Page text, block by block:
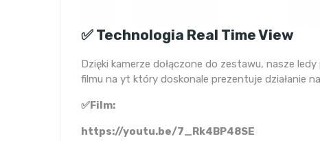
✅ Technologia Real Time View
Dzięki kamerze dołączone do zestawu, nasze
filmu na yt który doskonale prezentuje działanie
✅Film:
https://youtu.be/7_Rk4BP48SE